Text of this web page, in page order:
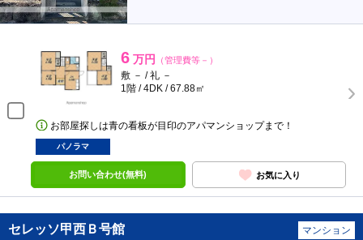
6 万円 （管理費等－）
敷 － / 礼 －
1階 / 4DK / 67.88㎡
お部屋探しは青の看板が目印のアパマンショップまで！
パノラマ
お問い合わせ(無料) お気に入り
セレッソ甲西Ｂ号館 マンション